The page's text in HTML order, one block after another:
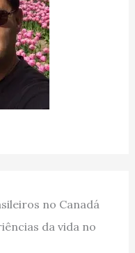
no Canadá
da vida no